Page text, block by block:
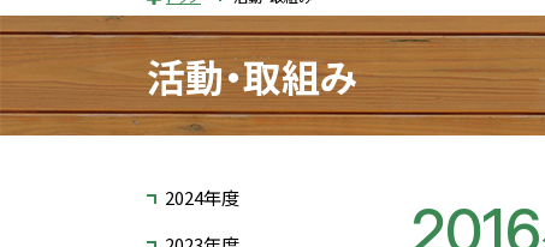
活動・取組み
2024年度
2016